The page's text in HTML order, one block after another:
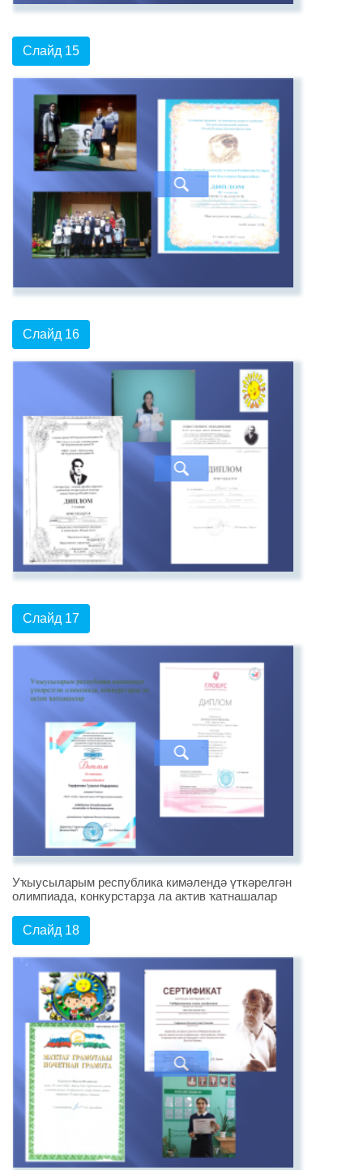
Слайд 15
Слайд 16
Слайд 17
Уҡыусыларым республика кимәлендә үткәрелгән
олимпиада, конкурстарҙа ла актив ҡатнашалар
Слайд 18